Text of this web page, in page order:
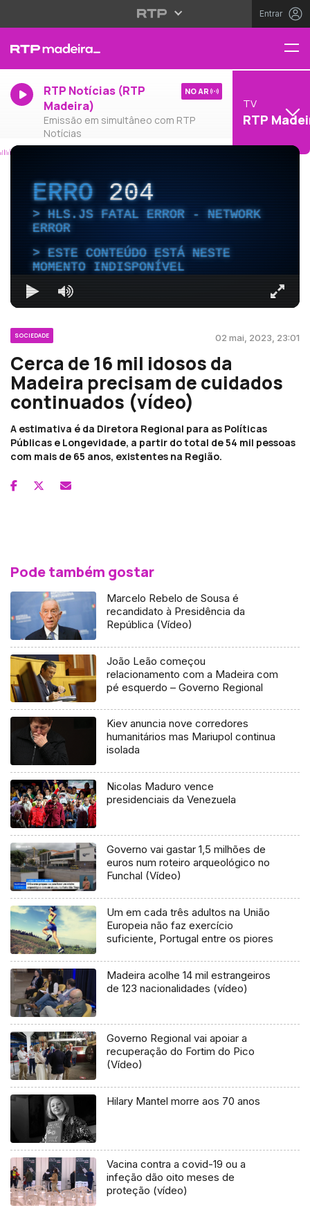
Entrar
RTP Notícias (RTP
Madeira)
Emissão em simultâneo com RTP
Notícias
NO AR
TV
RTP
ERRO204
HLS.JS FATAL ERROR - NETWORK
ERROR
ESTE CONTEÚDO ESTÁ NESTE
MOMENTO INDISPONÍVEL
SOCIEDADE 02 mai, 2023, 23:01
Cerca de 16 mil idosos da
Madeira precisam de cuidados
continuados (vídeo)
A estimativa é da Diretora Regional para as Políticas
Públicas e Longevidade, a partir do total de 54 mil pessoas
com mais de 65 anos, existentes na Região.
Pode também gostar
Marcelo Rebelo de Sousa é
recandidato à Presidência da
República (Vídeo)
João Leão começou
relacionamento com a Madeira com
pé esquerdo – Governo Regional
Kiev anuncia nove corredores
humanitários mas Mariupol continua
isolada
Nicolas Maduro vence
presidenciais da Venezuela
Governo vai gastar 1,5 milhões de
euros num roteiro arqueológico no
Funchal (Vídeo)
Um em cada três adultos na União
Europeia não faz exercício
suficiente, Portugal entre os piores
Madeira acolhe 14 mil estrangeiros
de 123 nacionalidades (vídeo)
Governo Regional vai apoiar a
recuperação do Fortim do Pico
(Vídeo)
Hilary Mantel morre aos 70 anos
Vacina contra a covid-19 ou a
infeção dão oito meses de
proteção (vídeo)